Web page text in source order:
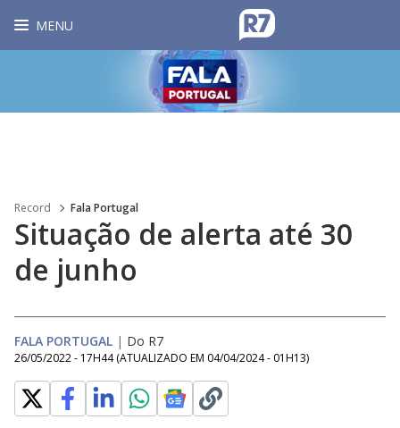
MENU
Record Fala Portugal
Situação de alerta até 30
de junho
FALA PORTUGAL | Do R7
26/05/2022 - 17H44 (ATUALIZADO EM 04/04/2024 - 01H13)